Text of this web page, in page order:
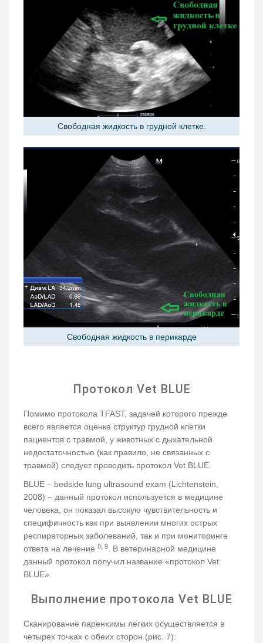
Свободная жидкость в грудной клетке.
Свободная жидкость в перикарде
Протокол Vet BLUE
Помимо протокола ТFAST, задачей которого прежде
всего является оценка структур грудной клетки
пациентов с травмой, у животных с дыхательной
недостаточностью (как правило, не связанных с
травмой) следует проводить протокол Vet BLUE.
BLUE – bedside lung ultrasound exam (Lichtenstein,
2008) – данный протокол используется в медицине
человека, он показал высокую чувствительность и
специфичность как при выявлении многих острых
респираторных заболеваний, так и при мониторинге
ответа на лечение 8, 9
. В ветеринарной медицине
данный протокол получил название «протокол Vet
BLUE».
Выполнение протокола Vet BLUE
Сканирование паренхимы легких осуществляется в
четырех точках с обеих сторон (рис. 7):